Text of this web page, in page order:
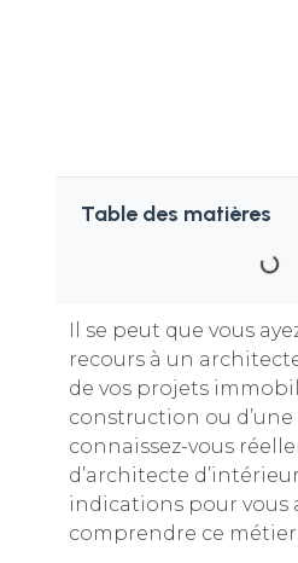
Table des matières
Il se peut que vous
recours à un
de vos projets
construction ou
connaissez-vous
d’architecte
indications pour vous
comprendre ce métier